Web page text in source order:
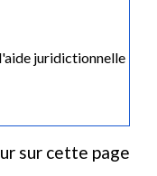
juridictionnelle
sur cette page